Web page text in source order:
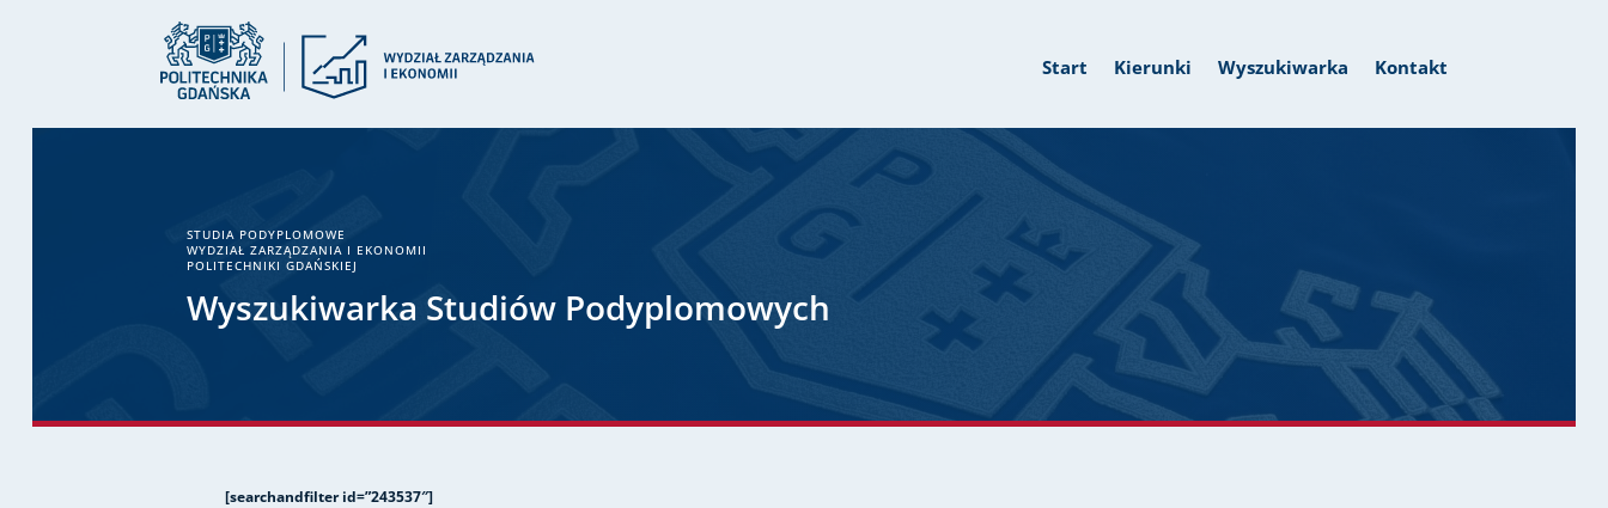
Start Kierunki Wyszukiwarka Kontakt
STUDIA PODYPLOMOWE
WYDZIAŁ ZARZĄDZANIA I EKONOMII
POLITECHNIKI GDAŃSKIEJ
Wyszukiwarka Studiów Podyplomowych
[searchandfilter id=”243537″]